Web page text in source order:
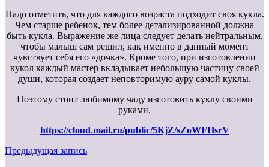
Надо отметить, что для каждого возраста подходит своя кукла.
Чем старше ребенок, тем более детализированной должна
быть кукла. Выражение же лица следует делать нейтральным,
чтобы малыш сам решил, как именно в данный момент
чувствует себя его «дочка». Кроме того, при изготовлении
кукол каждый мастер вкладывает небольшую частицу своей
души, которая создает неповторимую ауру самой куклы.
Поэтому стоит любимому чаду изготовить куклу своими
руками.
https://cloud.mail.ru/public/5KjZ/sZoWFHsrV
Предыдущая запись